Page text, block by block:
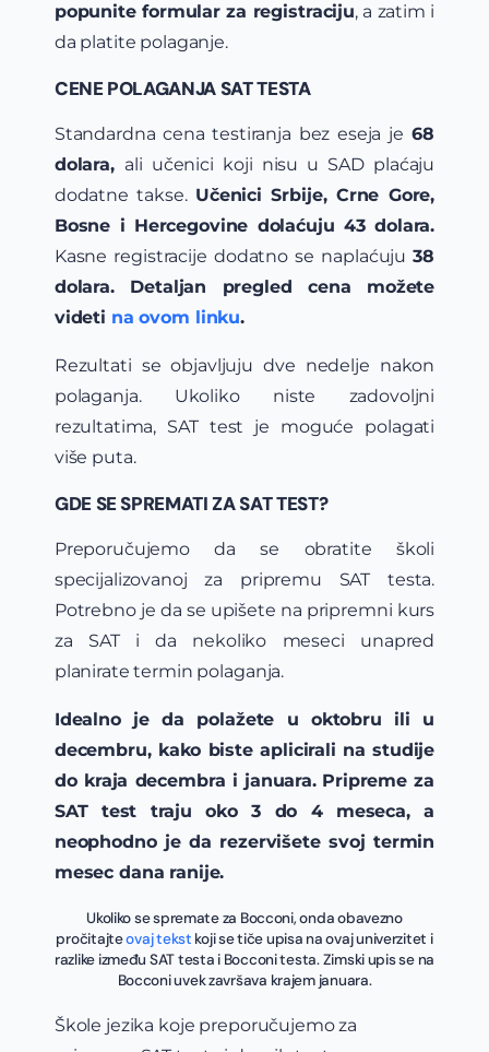
popunite formular za registraciju, a zatim i
da platite polaganje.
CENE POLAGANJA SAT TESTA
Standardna cena testiranja bez eseja je 68
dolara, ali učenici koji nisu u SAD plaćaju
dodatne takse. Učenici Srbije, Crne Gore,
Bosne i Hercegovine dolaćuju 43 dolara.
Kasne registracije dodatno se naplaćuju38
dolara. Detaljan pregled cena možete
videti na ovom linku.
Rezultati se objavljuju dve nedelje nakon
polaganja. Ukoliko niste zadovoljni
rezultatima, SAT test je moguće polagati
više puta.
GDE SE SPREMATI ZA SAT TEST?
Preporučujemo da se obratite školi
specijalizovanoj za pripremu SAT testa.
Potrebno je da se upišete na pripremni kurs
za SAT i da nekoliko meseci unapred
planirate termin polaganja.
Idealno je da polažete u oktobru ili u
decembru, kako biste aplicirali na studije
do kraja decembra i januara. Pripreme za
SAT test traju oko 3 do 4 meseca, a
neophodno je da rezervišete svoj termin
mesec dana ranije.
Ukoliko se spremate za Bocconi, onda obavezno
pročitajteovaj tekst koji se tiče upisa na ovaj univerzitet i
razlike između SAT testa i Bocconi testa. Zimski upis se na
Bocconi uvek završava krajem januara.
Škole jezika koje preporučujemo za